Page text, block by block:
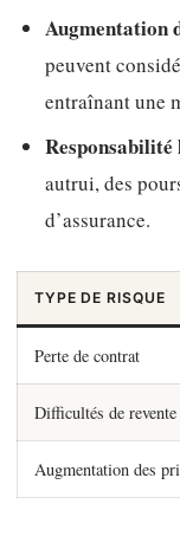
Augmentation
peuvent
entraînant une
Responsabilité
autrui, des
d’assurance.
TYPE DE RISQUE
Perte de contrat
Difficultés de revente
Augmentation des